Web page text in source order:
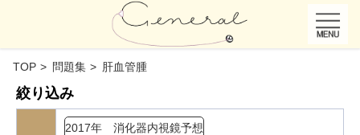
TOP 問題集 肝血管腫
絞り込み
2017年 消化器内視鏡予想